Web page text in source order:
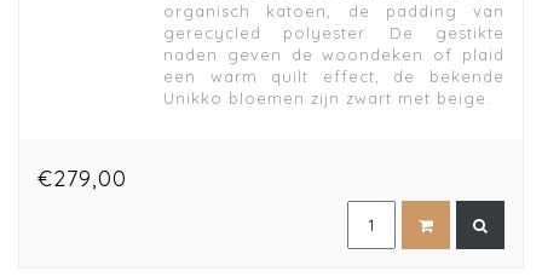
organisch katoen, de padding van
gerecycled polyester. De gestikte
naden geven de woondeken of plaid
een warm quilt effect, de bekende
Unikko bloemen zijn zwart met beige.
€279,00